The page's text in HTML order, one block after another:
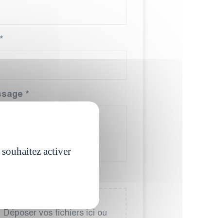
*
*
votre CV
Déposer vos fichiers ici ou
activer